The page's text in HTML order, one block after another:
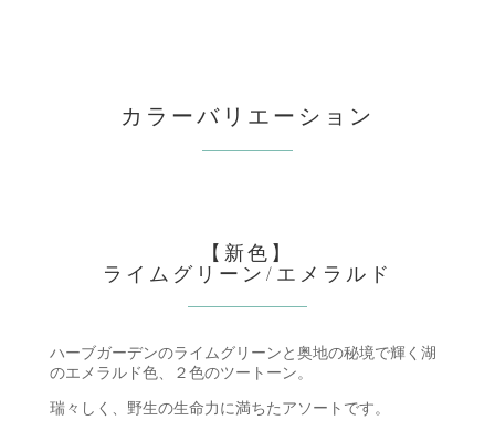
カラーバリエーション
【新色】
ライムグリーン / エメラルド
ハーブガーデンのライムグリーンと奥地の秘境で輝く湖
のエメラルド色、２色のツートーン。
瑞々しく、野生の生命力に満ちたアソートです。